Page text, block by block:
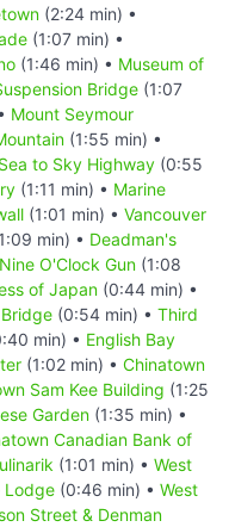
(2:24 min) •
(1:07 min) •
(1:46 min) • Museum of
Bridge (1:07
Mount Seymour
(1:55 min) •
Sea to Sky Highway (0:55
(1:11 min) • Marine
(1:01 min) • Vancouver
min) • Deadman's
O'Clock Gun (1:08
of Japan (0:44 min) •
(0:54 min) • Third
min) • English Bay
(1:02 min) • Chinatown
Sam Kee Building (1:25
Garden (1:35 min) •
Canadian Bank of
(1:01 min) • West
Lodge (0:46 min) • West
Street & Denman